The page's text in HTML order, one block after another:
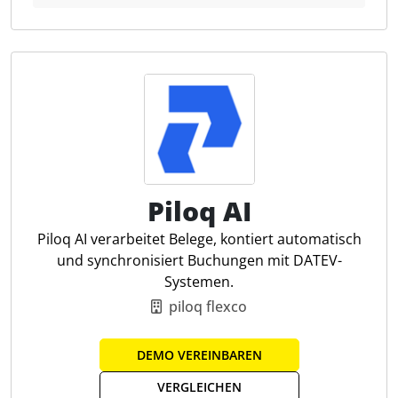
Komplettlösung ist die ideale Wahl für
Steuerkanzleien, die Wert auf Qualität, top Service,
Zuverlässigkeit und Zeitersparnis legen.
Softwarelösungen für Steuerberater – Effizient,
digital und automatisiert
Die hmd-software AG bietet eine umfassende
Lösung für Steuerberater und Wirtschaftsprüfer. Mit
einem integrierten Komplettpaket für die
Digitalisierung und Automatisierung von Prozessen
erleichtert unsere Software die Arbeit in der
Steuerkanzlei oder Wirtschaftsprüfung. Sie sorgt für
schnellere, effektivere und sichere Abläufe in
Bereichen wie Rechnungswesen, Finanzbuchhaltung,
Piloq AI
Piloq AI verarbeitet Belege, kontiert automatisch
und synchronisiert Buchungen mit DATEV-
Systemen.
piloq flexco
DEMO VEREINBAREN
VERGLEICHEN